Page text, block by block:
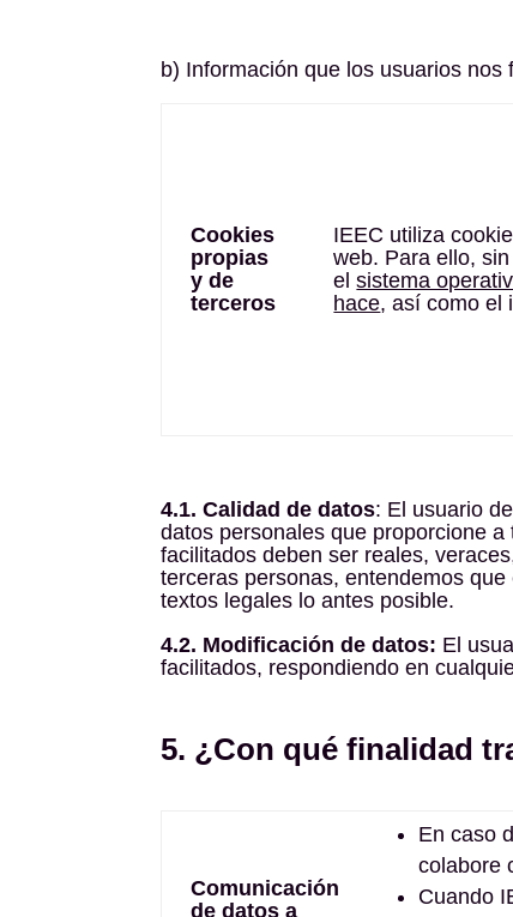
b) Información que los usuarios nos
Cookies
propias
y de
terceros
IEEC utiliza
web. Para ello,
elsistema
hace, así como el
4.1. Calidad de datos: El usuario
datos personales que proporcione
facilitados deben ser reales,
terceras personas, entendemos
textos legales lo antes posible.
4.2. Modificación de datos: El
facilitados, respondiendo en
5. ¿Con qué finalidad
Comunicación
de datos a
En caso
colabore
Cuando